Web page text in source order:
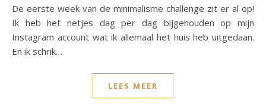
De eerste week van de minimalisme challenge zit er al op!
Ik heb het netjes dag per dag bijgehouden op mijn
Instagram account wat ik allemaal het huis heb uitgedaan.
En ik schrik…
LEES MEER